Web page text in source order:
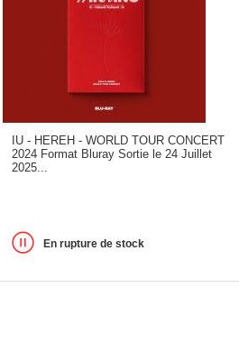
IU - HEREH - WORLD TOUR CONCERT
2024 Format Bluray Sortie le 24 Juillet
2025...
En rupture de stock